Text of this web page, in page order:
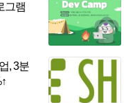
그램
, 3분